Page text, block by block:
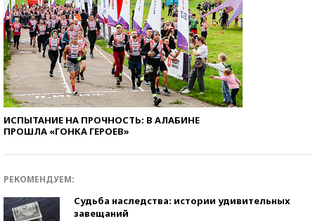
ИСПЫТАНИЕ НА ПРОЧНОСТЬ: В АЛАБИНЕ
ПРОШЛА «ГОНКА ГЕРОЕВ»
РЕКОМЕНДУЕМ:
Судьба наследства: истории удивительных
завещаний